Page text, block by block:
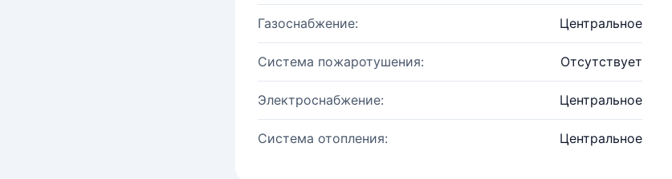
Газоснабжение: Центральное
Система пожаротушения: Отсутствует
Электроснабжение: Центральное
Система отопления: Центральное